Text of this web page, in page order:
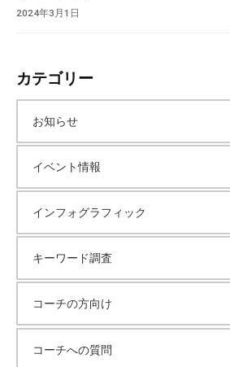
2024年3月1日
カテゴリー
お知らせ
イベント情報
インフォグラフィック
キーワード調査
コーチの方向け
コーチへの質問